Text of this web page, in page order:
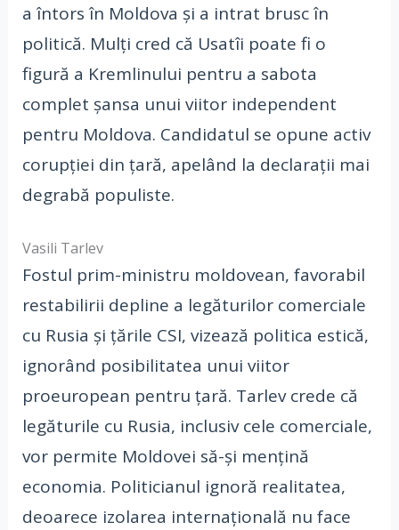
a întors în Moldova și a intrat brusc în
politică. Mulți cred că Usatîi poate fi o
figură a Kremlinului pentru a sabota
complet șansa unui viitor independent
pentru Moldova. Candidatul se opune activ
corupției din țară, apelând la declarații mai
degrabă populiste.
Vasili Tarlev
Fostul prim-ministru moldovean, favorabil
restabilirii depline a legăturilor comerciale
cu Rusia și țările CSI, vizează politica estică,
ignorând posibilitatea unui viitor
proeuropean pentru țară. Tarlev crede că
legăturile cu Rusia, inclusiv cele comerciale,
vor permite Moldovei să-și mențină
economia. Politicianul ignoră realitatea,
deoarece izolarea internațională nu face